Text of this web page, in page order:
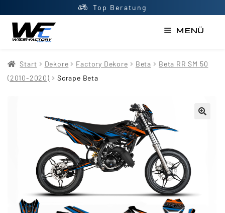
Top Beratung
MENÜ
AGB
Mein Konto
Newsletter
Shop
Start Dekore Factory Dekore Beta
Beta RR SM 50
(2010-2020)
Scrape Beta